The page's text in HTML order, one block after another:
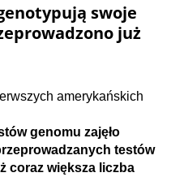
swoje
już
amerykańskich
genomu zajęło
testów
coraz większa liczba